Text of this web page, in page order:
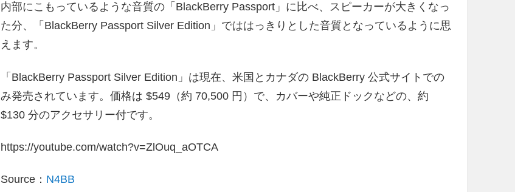
内部にこもっているような音質の「BlackBerry Passport」に比べ、スピーカーが大きくなっ
た分、「BlackBerry Passport Silver Edition」でははっきりとした音質となっているように思
えます。
「BlackBerry Passport Silver Edition」は現在、米国とカナダの BlackBerry 公式サイトでの
み発売されています。価格は $549（約 70,500 円）で、カバーや純正ドックなどの、約
$130 分のアクセサリー付です。
https://youtube.com/watch?v=ZlOuq_aOTCA
Source： N4BB